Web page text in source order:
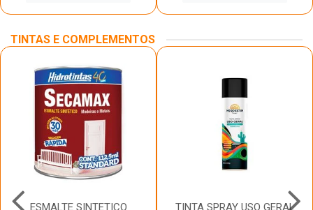
TINTAS E COMPLEMENTOS
ESMALTE SINTETICO TINTA SPRAY USO GERAL